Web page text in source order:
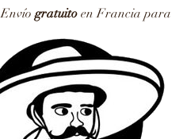
Envíogratuito en Francia para